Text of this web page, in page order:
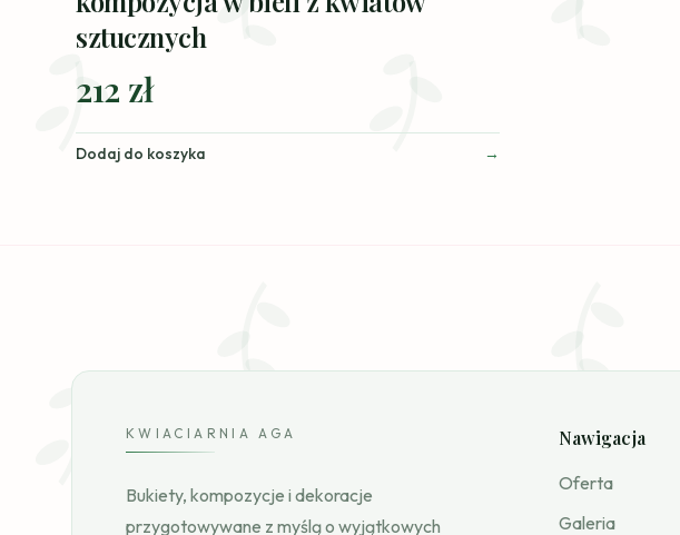
sztucznych
212 zł
Dodaj do koszyka
KWIACIARNIA AGA
Bukiety, kompozycje i dekoracje
przygotowywane z myślą o wyjątkowych
Nawigacja
Oferta
Galeria